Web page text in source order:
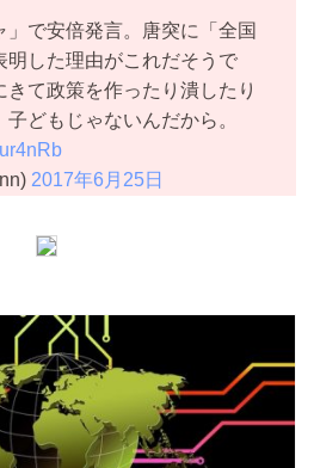
」で安倍発言。唐突に「全国
明した理由がこれだそうで
て政策を作ったり潰したり
どもじゃないんだから。
2017年6月25日